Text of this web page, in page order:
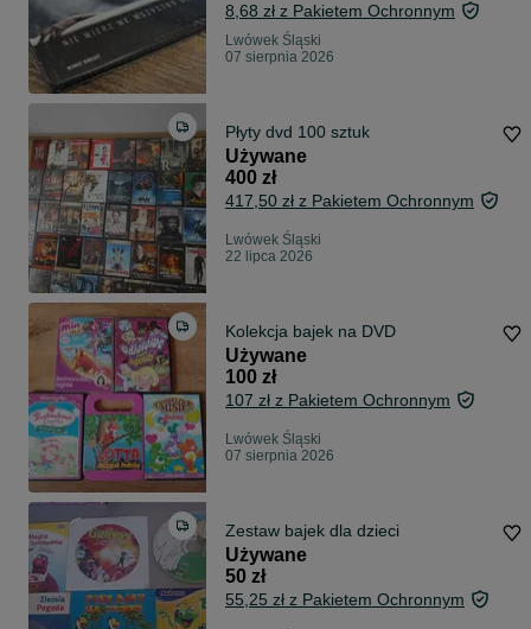
8,68 zł z Pakietem Ochronnym
Lwówek Śląski
07 sierpnia 2026
Płyty dvd 100 sztuk
Używane
400 zł
417,50 zł z Pakietem Ochronnym
Lwówek Śląski
22 lipca 2026
Kolekcja bajek na DVD
Używane
100 zł
107 zł z Pakietem Ochronnym
Lwówek Śląski
07 sierpnia 2026
Zestaw bajek dla dzieci
Używane
50 zł
55,25 zł z Pakietem Ochronnym